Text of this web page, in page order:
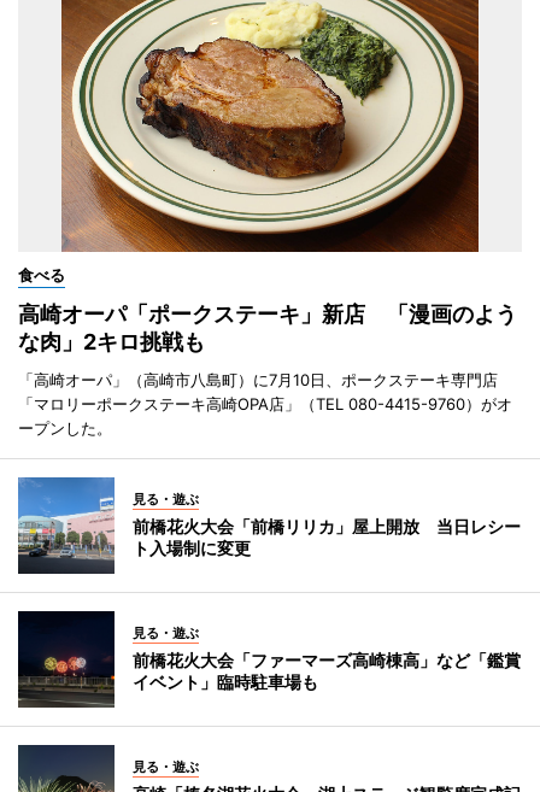
食べる
高崎オーパ「ポークステーキ」新店 「漫画のよう
な肉」2キロ挑戦も
「高崎オーパ」（高崎市八島町）に7月10日、ポークステーキ専門店
「マロリーポークステーキ高崎OPA店」（TEL 080-4415-9760）がオ
ープンした。
見る・遊ぶ
前橋花火大会「前橋リリカ」屋上開放 当日レシー
ト入場制に変更
見る・遊ぶ
前橋花火大会「ファーマーズ高崎棟高」など「鑑賞
イベント」臨時駐車場も
見る・遊ぶ